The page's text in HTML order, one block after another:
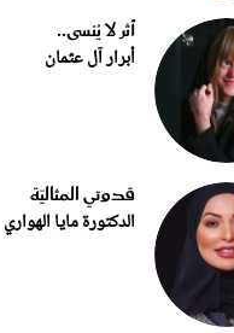
أثر لا يُنسى..
أبرار آل عثمان
قدوتي المثاليّة
الدكتورة مايا الهواري